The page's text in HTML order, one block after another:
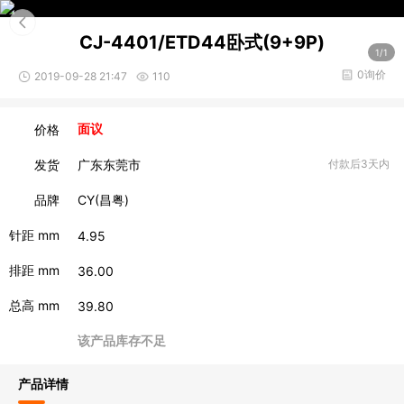
1/1
CJ-4401/ETD44卧式(9+9P)
2019-09-28 21:47 110 0询价
价格 面议
发货 广东东莞市 付款后3天内
品牌 CY(昌粤)
针距 mm 4.95
排距 mm 36.00
总高 mm 39.80
该产品库存不足
产品详情